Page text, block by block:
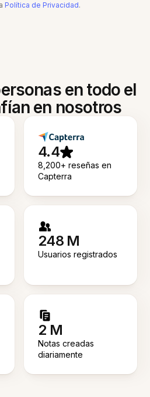
Política de Privacidad.
en todo el
en nosotros
4.4
8,200+ reseñas en
Capterra
248 M
Usuarios registrados
2 M
Notas creadas
diariamente